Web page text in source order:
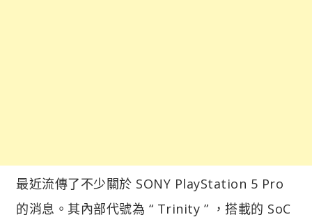
最近流傳了不少關於 SONY PlayStation 5 Pro
的消息。其內部代號為 “ Trinity ” ，搭載的 SoC